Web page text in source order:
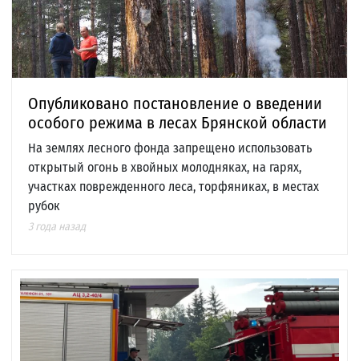
Опубликовано постановление о введении
особого режима в лесах Брянской области
На землях лесного фонда запрещено использовать
открытый огонь в хвойных молодняках, на гарях,
участках поврежденного леса, торфяниках, в местах
рубок
3 года назад